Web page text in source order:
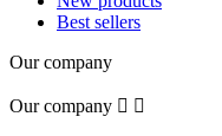
Best sellers
Our company
Our company  